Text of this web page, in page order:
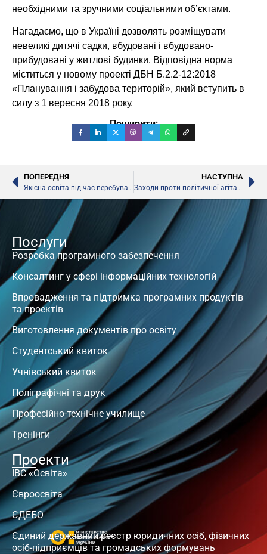
необхідними та зручними соціальними об’єктами.
Нагадаємо, що в Україні дозволять розміщувати
невеликі дитячі садки, вбудовані і вбудовано-
прибудовані у житлові будинки. Відповідна норма
міститься у новому проекті ДБН Б.2.2-12:2018
«Планування і забудова територій», який вступить в
силу з 1 вересня 2018 року.
Поширити:
ПОПЕРЕДНЯ
Якісна освіта під час перебування в лікарнях – МОН та МОЗ спільно працюють над необхідними змінами
НАСТУПНА
Заходи проти політичної агітації у закладах освіти, – МОН
Послуги
Розробка програмного забезпечення
Консалтинг у сфері інформаційних технологій
Впровадження та підтримка програмних продуктів
та проектів
Виготовлення документів про освіту
Студентський квиток
Учнівський квиток
Поліграфічні та друк
Професійно-технічне училище
Тренінги
Проекти
ІВС «Освіта»
Євроосвіта
ЄДЕБО
Єдиний державний реєстр юридичних осіб, фізичних
осіб-підприємців та громадських формувань